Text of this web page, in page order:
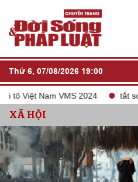
Thứ 6, 07/08/2026 19:00
Nam VMS 2024 tắt sóng 2G
XÃ HỘI